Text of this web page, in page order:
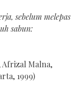
sebelum melepas
sabun:
Afrizal Malna,
1999)